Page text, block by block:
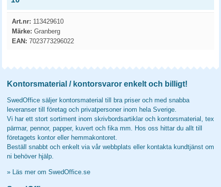
Art.nr: 113429610
Märke: Granberg
EAN: 7023773296022
Kontorsmaterial / kontorsvaror enkelt och billigt!
SwedOffice säljer kontorsmaterial till bra priser och med snabba
leveranser till företag och privatpersoner inom hela Sverige.
Vi har ett stort sortiment inom skrivbordsartiklar och kontorsmaterial, tex
pärmar, pennor, papper, kuvert och fika mm. Hos oss hittar du allt till
företagets kontor eller hemmakontoret.
Beställ snabbt och enkelt via vår webbplats eller kontakta kundtjänst om
ni behöver hjälp.
» Läs mer om SwedOffice.se